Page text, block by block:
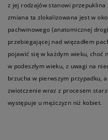
z jej rodzajów stanowi przepuklina
zmiana ta zlokalizowana jest w
pachwinowego (anatomicznej
przebiegającej nad więzadłem
pojawić się w każdym wieku, choć
w podeszłym wieku, z uwagi na
brzucha w pierwszym przypadku,
zwiotczenie wraz z procesem
występuje u mężczyzn niż kobiet.